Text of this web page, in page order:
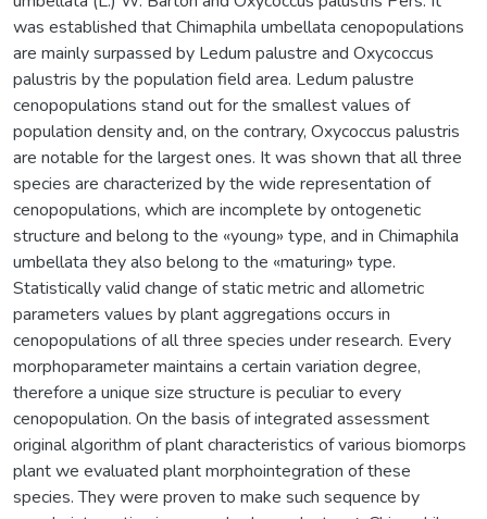
was established that Chimaphila umbellatа cenopopulations
are mainly surpassed by Ledum palustre and Oxycoccus
palustris by the population field area. Ledum palustre
cenopopulations stand out for the smallest values of
population density and, on the contrary, Oxycoccus palustris
are notable for the largest ones. It was shown that all three
species are characterized by the wide representation of
cenopopulations, which are incomplete by ontogenetic
structure and belong to the «young» type, and in Chimaphila
umbellatа they also belong to the «maturing» type.
Statistically valid change of static metric and allometric
parameters values by plant aggregations occurs in
cenopopulations of all three species under research. Every
morphoparameter maintains a certain variation degree,
therefore a unique size structure is peculiar to every
cenopopulation. On the basis of integrated assessment
original algorithm of plant characteristics of various biomorps
plant we evaluated plant morphointegration of these
species. They were proven to make such sequence by